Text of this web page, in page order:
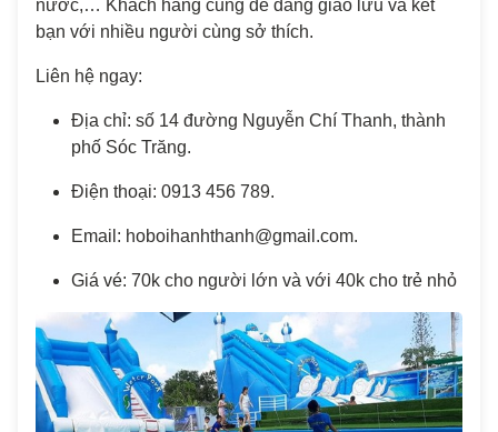
nước,… Khách hàng cũng dễ dàng giao lưu và kết
bạn với nhiều người cùng sở thích.
Liên hệ ngay:
Địa chỉ: số 14 đường Nguyễn Chí Thanh, thành
phố Sóc Trăng.
Điện thoại: 0913 456 789.
Email: hoboihanhthanh@gmail.com.
Giá vé: 70k cho người lớn và với 40k cho trẻ nhỏ